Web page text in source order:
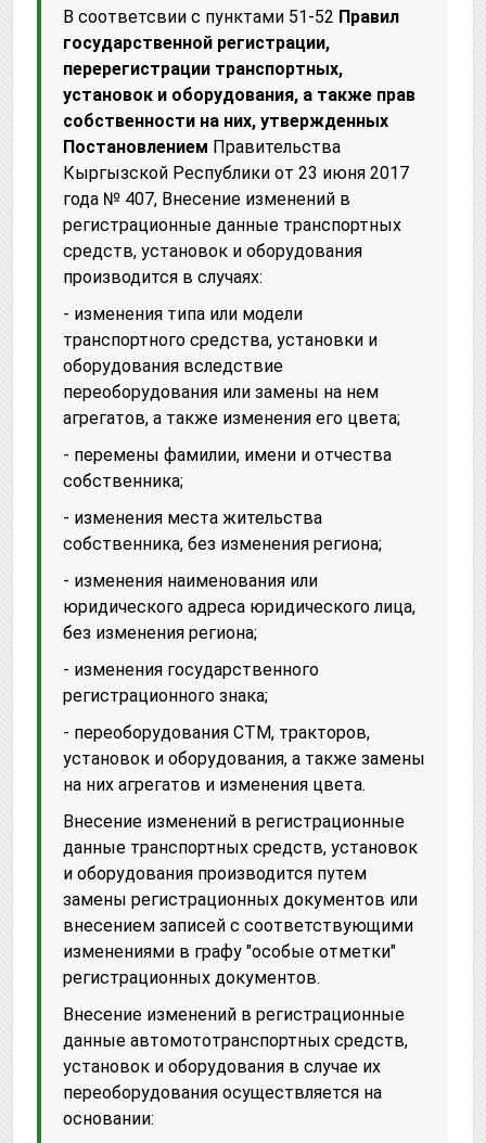
В соответсвии с пунктами 51-52 Правил
государственной регистрации,
перерегистрации транспортных,
установок и оборудования, а также прав
собственности на них, утвержденных
Постановлением Правительства
Кыргызской Республики от 23 июня 2017
года № 407, Внесение изменений в
регистрационные данные транспортных
средств, установок и оборудования
производится в случаях:
- изменения типа или модели
транспортного средства, установки и
оборудования вследствие
переоборудования или замены на нем
агрегатов, а также изменения его цвета;
- перемены фамилии, имени и отчества
собственника;
- изменения места жительства
собственника, без изменения региона;
- изменения наименования или
юридического адреса юридического лица,
без изменения региона;
- изменения государственного
регистрационного знака;
- переоборудования СТМ, тракторов,
установок и оборудования, а также замены
на них агрегатов и изменения цвета.
Внесение изменений в регистрационные
данные транспортных средств, установок
и оборудования производится путем
замены регистрационных документов или
внесением записей с соответствующими
изменениями в графу "особые отметки"
регистрационных документов.
Внесение изменений в регистрационные
данные автомототранспортных средств,
установок и оборудования в случае их
переоборудования осуществляется на
основании: